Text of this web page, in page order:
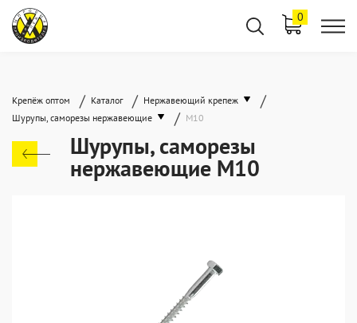
0
Крепёж оптом / Каталог / Нержавеющий крепеж /
Шурупы, саморезы нержавеющие / М10
Шурупы, саморезы
нержавеющие М10